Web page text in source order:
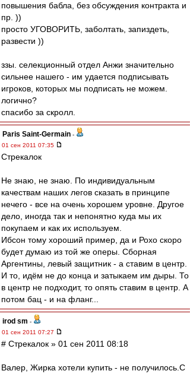
повышения бабла, без обсуждения контракта и
пр. ))
просто УГОВОРИТЬ, заболтать, запиздеть,
развести ))
ззы. селекционный отдел Анжи значительно
сильнее нашего - им удается подписывать
игроков, которых мы подписать не можем.
логично?
спасибо за скролл.
Paris Saint-Germain -
01 сен 2011 07:35
Стрекалок
Не знаю, не знаю. По индивидуальным
качествам наших легов сказать в принципе
нечего - все на очень хорошем уровне. Другое
дело, иногда так и непонятно куда мы их
покупаем и как их используем.
Ибсон тому хороший пример, да и Рохо скоро
будет думаю из той же оперы. Сборная
Аргентины, левый защитник - а ставим в центр.
И то, идём не до конца и затыкаем им дыры. То
в центр не подходит, то опять ставим в центр. А
потом бац - и на фланг...
irod sm -
01 сен 2011 07:27
# Стрекалок » 01 сен 2011 08:18
Валер, Жирка хотели купить - не получилось.С